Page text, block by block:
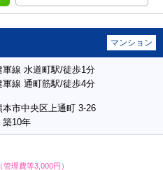
マンション
軍線 水道町駅/徒歩1分
軍線 通町筋駅/徒歩4分
本市中央区上通町 3-26
築10年
（管理費等3,000円）